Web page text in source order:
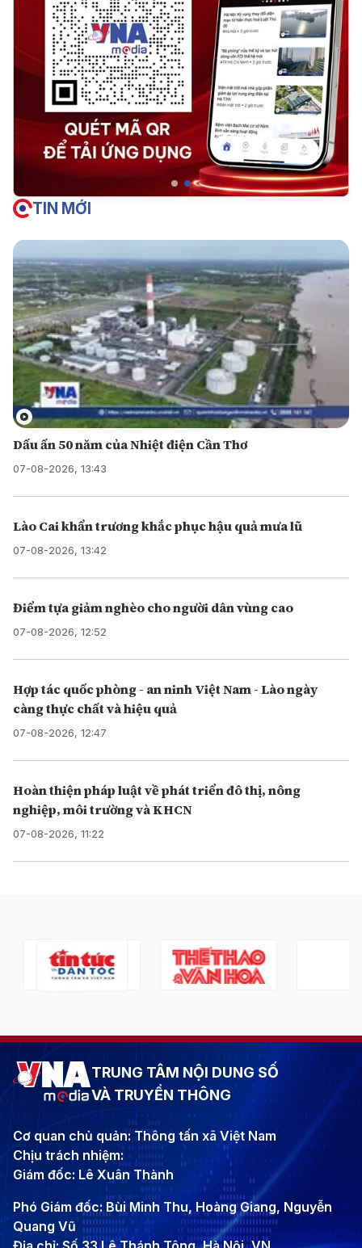
TIN MỚI
Dấu ấn 50 năm của Nhiệt điện Cần Thơ
07-08-2026, 13:43
Lào Cai khẩn trương khắc phục hậu quả mưa lũ
07-08-2026, 13:42
Điểm tựa giảm nghèo cho người dân vùng cao
07-08-2026, 12:52
Hợp tác quốc phòng - an ninh Việt Nam - Lào ngày
càng thực chất và hiệu quả
07-08-2026, 12:47
Hoàn thiện pháp luật về phát triển đô thị, nông
nghiệp, môi trường và KHCN
07-08-2026, 11:22
TRUNG TÂM NỘI DUNG SỐ
VÀ TRUYỀN THÔNG
Cơ quan chủ quản: Thông tấn xã Việt Nam
Chịu trách nhiệm:
Giám đốc: Lê Xuân Thành
Phó Giám đốc: Bùi Minh Thu, Hoàng Giang, Nguyễn
Quang Vũ